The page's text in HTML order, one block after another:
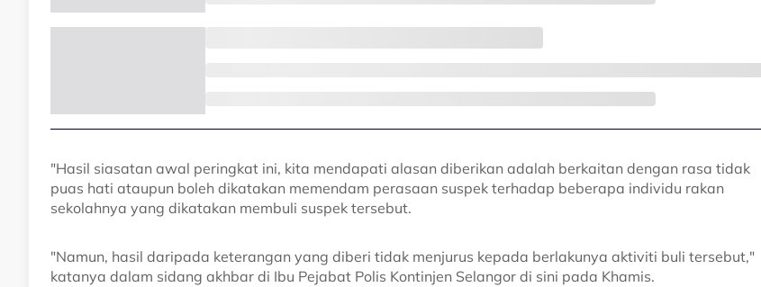
"Hasil siasatan awal peringkat ini, kita mendapati alasan diberikan adalah berkaitan dengan rasa tidak
puas hati ataupun boleh dikatakan memendam perasaan suspek terhadap beberapa individu rakan
sekolahnya yang dikatakan membuli suspek tersebut.
"Namun, hasil daripada keterangan yang diberi tidak menjurus kepada berlakunya aktiviti buli tersebut,"
katanya dalam sidang akhbar di Ibu Pejabat Polis Kontinjen Selangor di sini pada Khamis.